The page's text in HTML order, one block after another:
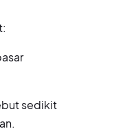
sedikit